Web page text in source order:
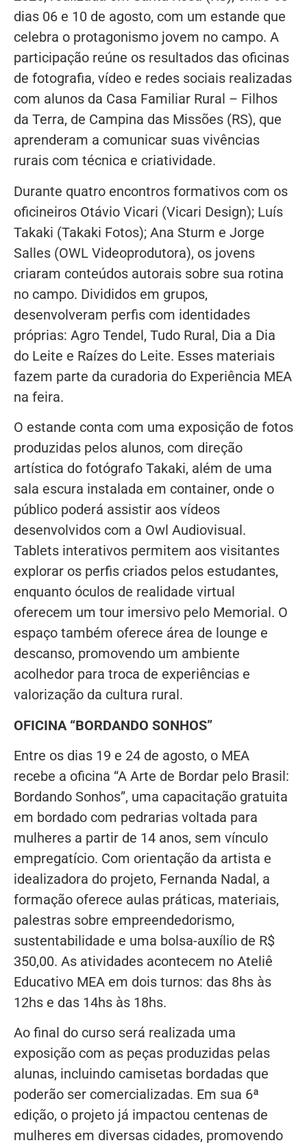
dias 06 e 10 de agosto, com um estande que
celebra o protagonismo jovem no campo. A
participação reúne os resultados das oficinas
de fotografia, vídeo e redes sociais realizadas
com alunos da Casa Familiar Rural – Filhos
da Terra, de Campina das Missões (RS), que
aprenderam a comunicar suas vivências
rurais com técnica e criatividade.
Durante quatro encontros formativos com os
oficineiros Otávio Vicari (Vicari Design); Luís
Takaki (Takaki Fotos); Ana Sturm e Jorge
Salles (OWL Videoprodutora), os jovens
criaram conteúdos autorais sobre sua rotina
no campo. Divididos em grupos,
desenvolveram perfis com identidades
próprias: Agro Tendel, Tudo Rural, Dia a Dia
do Leite e Raízes do Leite. Esses materiais
fazem parte da curadoria do Experiência MEA
na feira.
O estande conta com uma exposição de fotos
produzidas pelos alunos, com direção
artística do fotógrafo Takaki, além de uma
sala escura instalada em container, onde o
público poderá assistir aos vídeos
desenvolvidos com a Owl Audiovisual.
Tablets interativos permitem aos visitantes
explorar os perfis criados pelos estudantes,
enquanto óculos de realidade virtual
oferecem um tour imersivo pelo Memorial. O
espaço também oferece área de lounge e
descanso, promovendo um ambiente
acolhedor para troca de experiências e
valorização da cultura rural.
OFICINA “BORDANDO SONHOS”
Entre os dias 19 e 24 de agosto, o MEA
recebe a oficina “A Arte de Bordar pelo Brasil:
Bordando Sonhos”, uma capacitação gratuita
em bordado com pedrarias voltada para
mulheres a partir de 14 anos, sem vínculo
empregatício. Com orientação da artista e
idealizadora do projeto, Fernanda Nadal, a
formação oferece aulas práticas, materiais,
palestras sobre empreendedorismo,
sustentabilidade e uma bolsa-auxílio de R$
350,00. As atividades acontecem no Ateliê
Educativo MEA em dois turnos: das 8hs às
12hs e das 14hs às 18hs.
Ao final do curso será realizada uma
exposição com as peças produzidas pelas
alunas, incluindo camisetas bordadas que
poderão ser comercializadas. Em sua 6ª
edição, o projeto já impactou centenas de
mulheres em diversas cidades, promovendo